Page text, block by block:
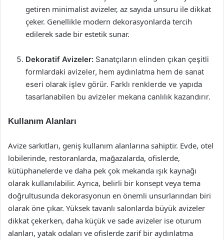
getiren minimalist avizeler, az sayıda unsuru ile dikkat
çeker. Genellikle modern dekorasyonlarda tercih
edilerek sade bir estetik sunar.
Dekoratif Avizeler: Sanatçıların elinden çıkan çeşitli
formlardaki avizeler, hem aydınlatma hem de sanat
eseri olarak işlev görür. Farklı renklerde ve yapıda
tasarlanabilen bu avizeler mekana canlılık kazandırır.
Kullanım Alanları
Avize sarkıtları, geniş kullanım alanlarına sahiptir. Evde, otel
lobilerinde, restoranlarda, mağazalarda, ofislerde,
kütüphanelerde ve daha pek çok mekanda ışık kaynağı
olarak kullanılabilir. Ayrıca, belirli bir konsept veya tema
doğrultusunda dekorasyonun en önemli unsurlarından biri
olarak öne çıkar. Yüksek tavanlı salonlarda büyük avizeler
dikkat çekerken, daha küçük ve sade avizeler ise oturum
alanları, yatak odaları ve ofislerde zarif bir aydınlatma